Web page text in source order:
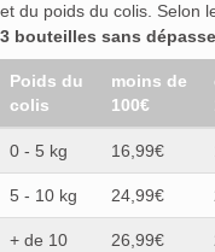
et du poids du colis. Selon
3 bouteilles sans
Poids du
colis
moins de
100€
0 - 5 kg 16,99€
5 - 10 kg 24,99€
+ de 10
26,99€